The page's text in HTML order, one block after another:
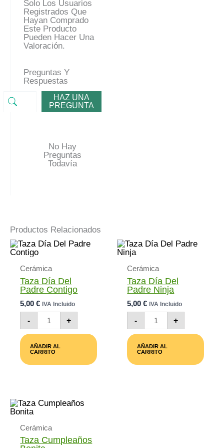
Solo Los Usuarios
Registrados Que
Hayan Comprado
Este Producto
Pueden Hacer Una
Valoración.
Preguntas Y
Respuestas
HAZ UNA
PREGUNTA
No Hay
Preguntas
Todavía
Productos Relacionados
Cerámica
Taza Día Del
Padre Contigo
5,00€ IVA Incluido
-
Taza
Día
Del
Contigo
+
AÑADIR AL
CARRITO
Cerámica
Taza Día Del
Padre Ninja
5,00€ IVA Incluido
-
Taza
Día
Del
Ninja
+
AÑADIR AL
CARRITO
Cerámica
Taza Cumpleaños